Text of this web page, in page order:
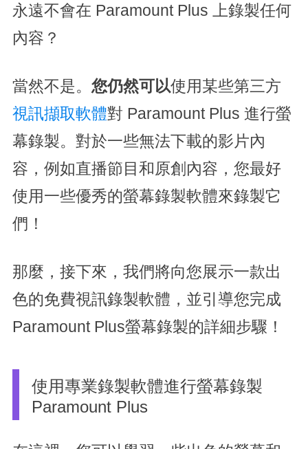
永遠不會在 Paramount Plus 上錄製任何
內容？
當然不是。 您仍然可以使用某些第三方
視訊擷取軟體對 Paramount Plus 進行螢
幕錄製。對於一些無法下載的影片內
容，例如直播節目和原創內容，您最好
使用一些優秀的螢幕錄製軟體來錄製它
們！
那麼，接下來，我們將向您展示一款出
色的免費視訊錄製軟體，並引導您完成
Paramount Plus螢幕錄製的詳細步驟！
使用專業錄製軟體進行螢幕錄製
Paramount Plus